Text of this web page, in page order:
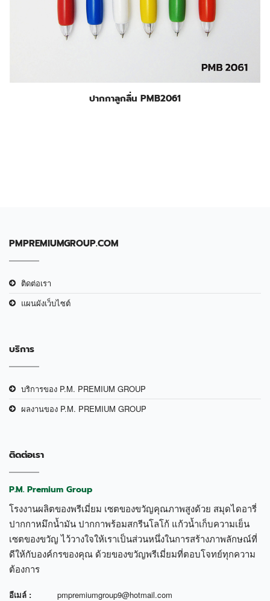
ปากกาลูกลื่น PMB2061
PMPREMIUMGROUP.COM
ติดต่อเรา
แผนผังเว็บไซต์
บริการ
บริการของ P.M. PREMIUM GROUP
ผลงานของ P.M. PREMIUM GROUP
ติดต่อเรา
P.M. Premium Group
โรงงานผลิตของพรีเมี่ยม เซตของขวัญคุณภาพสูงด้วย สมุดไดอารี่
ปากกาหมึกน้ำมัน ปากกาพร้อมสกรีนโลโก้ แก้วน้ำเก็บความเย็น
เซตของขวัญ ไว้วางใจให้เราเป็นส่วนหนึ่งในการสร้างภาพลักษณ์ที่
ดีให้กับองค์กรของคุณ ด้วยของขวัญพรีเมี่ยมที่ตอบโจทย์ทุกความ
ต้องการ
อีเมล์ : pmpremiumgroup9@hotmail.com